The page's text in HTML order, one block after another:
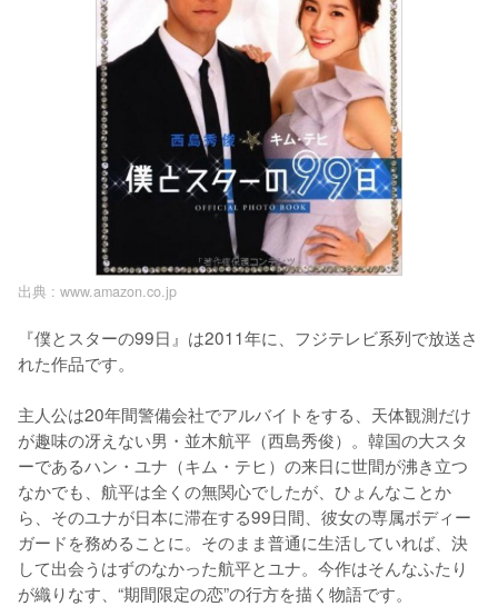
出典 : www.amazon.co.jp
『僕とスターの99日』は2011年に、フジテレビ系列で放送さ
れた作品です。
主人公は20年間警備会社でアルバイトをする、天体観測だけ
が趣味の冴えない男・並木航平（西島秀俊）。韓国の大スタ
ーであるハン・ユナ（キム・テヒ）の来日に世間が沸き立つ
なかでも、航平は全くの無関心でしたが、ひょんなことか
ら、そのユナが日本に滞在する99日間、彼女の専属ボディー
ガードを務めることに。そのまま普通に生活していれば、決
して出会うはずのなかった航平とユナ。今作はそんなふたり
が織りなす、“期間限定の恋”の行方を描く物語です。